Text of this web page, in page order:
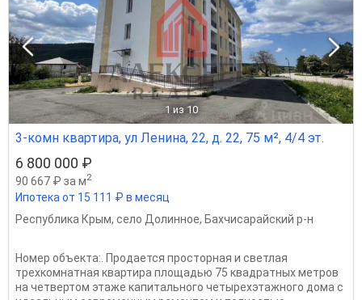
1 из 10
3-комн квартира, ул Ленина, 22, д. 22, 75 м², 4/4 эт.
6 800 000 ₽
90 667 ₽ за м2
Ипотека от 15 111 ₽ в месяц
Республика Крым, село Долинное, Бахчисарайский р-н
Номер объекта:. Продается просторная и светлая
трехкомнатная квартира площадью 75 квадратных метров
на четвертом этаже капитального четырехэтажного дома с